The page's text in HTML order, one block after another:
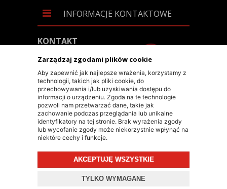
Zarządzaj zgodami plików cookie
Aby zapewnić jak najlepsze wrażenia, korzystamy z
technologii, takich jak pliki cookie, do
przechowywania i/lub uzyskiwania dostępu do
informacji o urządzeniu. Zgoda na te technologie
pozwoli nam przetwarzać dane, takie jak
zachowanie podczas przeglądania lub unikalne
identyfikatory na tej stronie. Brak wyrażenia zgody
lub wycofanie zgody może niekorzystnie wpłynąć na
niektóre cechy i funkcje.
AKCEPTUJĘ WSZYSTKIE
TYLKO WYMAGANE
INFORMACJE KONTAKTOWE
KONTAKT
+48 603 90 30 50
SKLEP@RALLY-TECH.PL
WHATSAPP LINK
RALLY-TECH SP. Z O.O.
UL. LIPNICKA 62/1A
43-300 BIELSKO-BIAŁA
© 2026 RALLY-TECH.PL